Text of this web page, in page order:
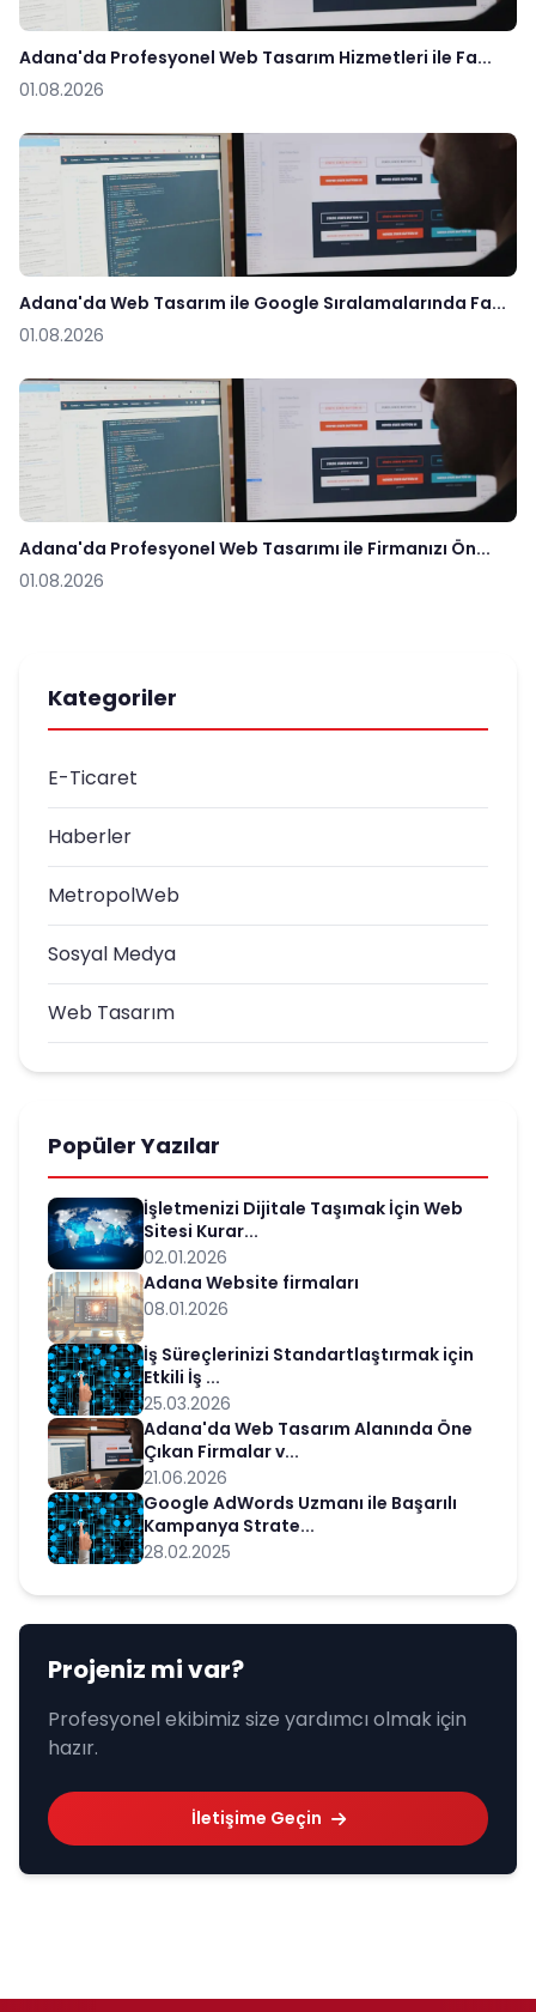
Adana'da Profesyonel Web Tasarım Hizmetleri ile Fa...
01.08.2026
Adana'da Web Tasarım ile Google Sıralamalarında Fa...
01.08.2026
Adana'da Profesyonel Web Tasarımı ile Firmanızı Ön...
01.08.2026
Kategoriler
E-Ticaret
Haberler
MetropolWeb
Sosyal Medya
Web Tasarım
Popüler Yazılar
İşletmenizi Dijitale Taşımak İçin Web
Sitesi Kurar...
02.01.2026
Adana Website firmaları
08.01.2026
İş Süreçlerinizi Standartlaştırmak için
Etkili İş ...
25.03.2026
Adana'da Web Tasarım Alanında Öne
Çıkan Firmalar v...
21.06.2026
Google AdWords Uzmanı ile Başarılı
Kampanya Strate...
28.02.2025
Projeniz mi var?
Profesyonel ekibimiz size yardımcı olmak için
hazır.
İletişime Geçin